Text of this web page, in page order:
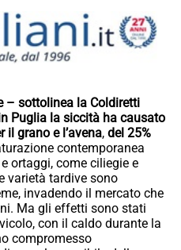
– sottolinea la Coldiretti
Puglia la siccità ha causato
il grano e l’avena, del 25%
contemporanea
ortaggi, come ciliegie e
varietà tardive sono
invadendo il mercato che
Ma gli effetti sono stati
con il caldo durante la
compromesso